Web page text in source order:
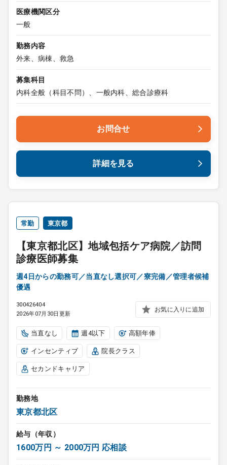
医療機関区分
一般
勤務内容
外来、病棟、救急
募集科目
内科全般（科目不問）、一般内科、総合診療科
お問合せ
詳細を見る
常勤 東京都
【東京都北区】地域包括ケア病院／訪問
診療医師募集
週4日からの勤務可／当直なし選択可／寮完備／管理者候補
優遇
300426404
2026年07月30日更新
お気に入りに追加
当直なし 週4以下 高額年俸
インセンティブ 院長クラス
セカンドキャリア
勤務地
東京都北区
給与（年収）
1600万円 ～ 2000万円 応相談